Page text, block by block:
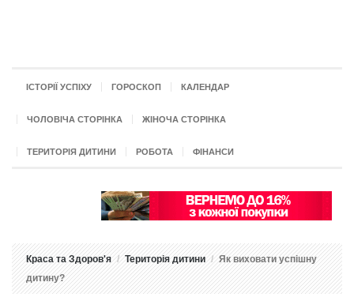
ІСТОРІЇ УСПІХУ ГОРОСКОП КАЛЕНДАР
ЧОЛОВІЧА СТОРІНКА ЖІНОЧА СТОРІНКА
ТЕРИТОРІЯ ДИТИНИ РОБОТА ФІНАНСИ
Краса та Здоров'я Територія дитини
Як виховати успішну
дитину?